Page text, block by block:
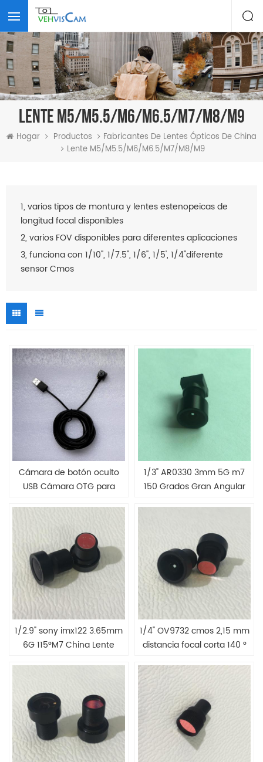
LENTE M5/M5.5/M6/M6.5/M7/M8/M9
Hogar Productos
Fabricantes De Lentes Ópticos De China
Lente M5/M5.5/M6/M6.5/m7/m8/m9
1, varios tipos de montura y lentes estenopeicas de
longitud focal disponibles
2, varios FOV disponibles para diferentes aplicaciones
3, funciona con 1/10'', 1/7.5'', 1/6'', 1/5', 1/4''diferente
sensor Cmos
Cámara de botón oculto
USB Cámara OTG para
1/3" AR0330 3mm 5G m7
150 Grados Gran Angular
1/2.9" sony imx122 3.65mm
6G 115°M7 China Lente
1/4" OV9732 cmos 2,15 mm
distancia focal corta 140 °